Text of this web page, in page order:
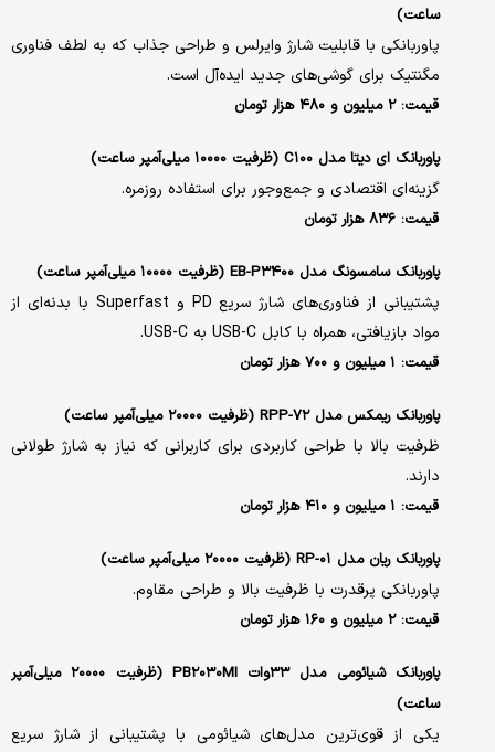
ساعت)
پاوربانکی با قابلیت شارژ وایرلس و طراحی جذاب که به لطف فناوری
مگنتیک برای گوشی‌های جدید ایده‌آل است.
قیمت: ۲ میلیون و ۴۸۰ هزار تومان
پاوربانک ای دیتا مدل C۱۰۰ (ظرفیت ۱۰۰۰۰ میلی‌آمپر ساعت)
گزینه‌ای اقتصادی و جمع‌وجور برای استفاده روزمره.
قیمت: ۸۳۶ هزار تومان
پاوربانک سامسونگ مدل EB-P۳۴۰۰ (ظرفیت ۱۰۰۰۰ میلی‌آمپر ساعت)
پشتیبانی از فناوری‌های شارژ سریع PD و Superfast با بدنه‌ای از
مواد بازیافتی، همراه با کابل USB-C به USB-C.
قیمت: ۱ میلیون و ۷۰۰ هزار تومان
پاوربانک ریمکس مدل RPP-۷۲ (ظرفیت ۲۰۰۰۰ میلی‌آمپر ساعت)
ظرفیت بالا با طراحی کاربردی برای کاربرانی که نیاز به شارژ طولانی
دارند.
قیمت: ۱ میلیون و ۴۱۰ هزار تومان
پاوربانک ریان مدل RP-۰۱ (ظرفیت ۲۰۰۰۰ میلی‌آمپر ساعت)
پاوربانکی پرقدرت با ظرفیت بالا و طراحی مقاوم.
قیمت: ۲ میلیون و ۱۶۰ هزار تومان
پاوربانک شیائومی مدل ۳۳وات PB۲۰۳۰MI (ظرفیت ۲۰۰۰۰ میلی‌آمپر
ساعت)
یکی از قوی‌ترین مدل‌های شیائومی با پشتیبانی از شارژ سریع